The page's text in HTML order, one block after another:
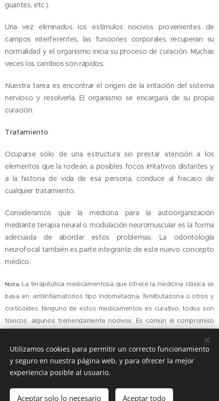
guantes, etc.).
Una vez eliminados los estímulos nocivos provenientes de
campos interferentes, las funciones corporales recuperan su
normalidad y el organismo inicia su proceso de curación. Muchas
veces los cambios son rápidos.
Nuestra tarea es encontrar el origen de la irritación del sistema
nervioso y resolverla. El organismo se encargará de su propia
curación.
Tratamiento
Ocuparse sólo de una estructura sin prestar atención a los
elementos que la rodean, a posibles focos irritativos distantes y
a la historia de vida de esa persona, conduce al fracaso de
cualquier tratamiento.
Consideramos que la medicina para la autoorganización
mediante terapia neural o modulación neuromuscular es la forma
adecuada de abordar estos problemas. La odontología
neurofocal también es parte integrante de este nuevo concepto
médico.
Nota: La terapéutica medicamentosa que ofrece la medicina clásica se
basa en: antiinflamatorios tipo indometacina, fenilbutazona u otros y
corticoides. Ninguno de estos medicamentos es curativo, todos son
tóxicos, algunos tremendamente nocivos. Es común el compromiso
derechos reservados
Utilizamos cookies para permitir un correcto funcionamiento
y seguro en nuestra página web, y para ofrecer la mejor
experiencia posible al usuario.
Aceptar solo lo necesario Aceptar todo